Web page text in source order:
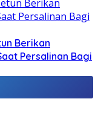
Berikan
Persalinan Bagi